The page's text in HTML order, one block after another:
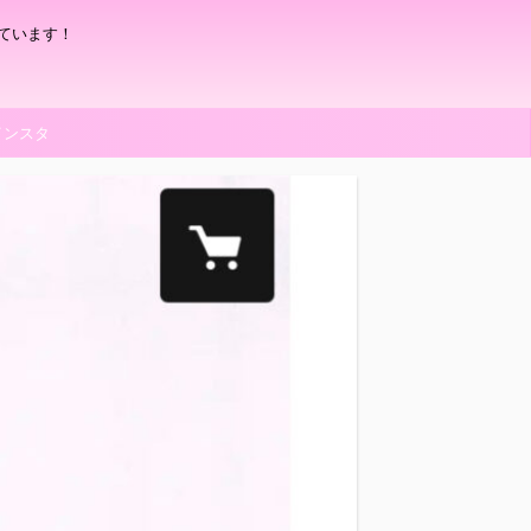
います！
スタ